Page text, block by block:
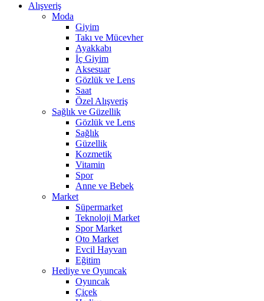
Alışveriş
Moda
Giyim
Takı ve Mücevher
Ayakkabı
İç Giyim
Aksesuar
Gözlük ve Lens
Saat
Özel Alışveriş
Sağlık ve Güzellik
Gözlük ve Lens
Sağlık
Güzellik
Kozmetik
Vitamin
Spor
Anne ve Bebek
Market
Süpermarket
Teknoloji Market
Spor Market
Oto Market
Evcil Hayvan
Eğitim
Hediye ve Oyuncak
Oyuncak
Çiçek